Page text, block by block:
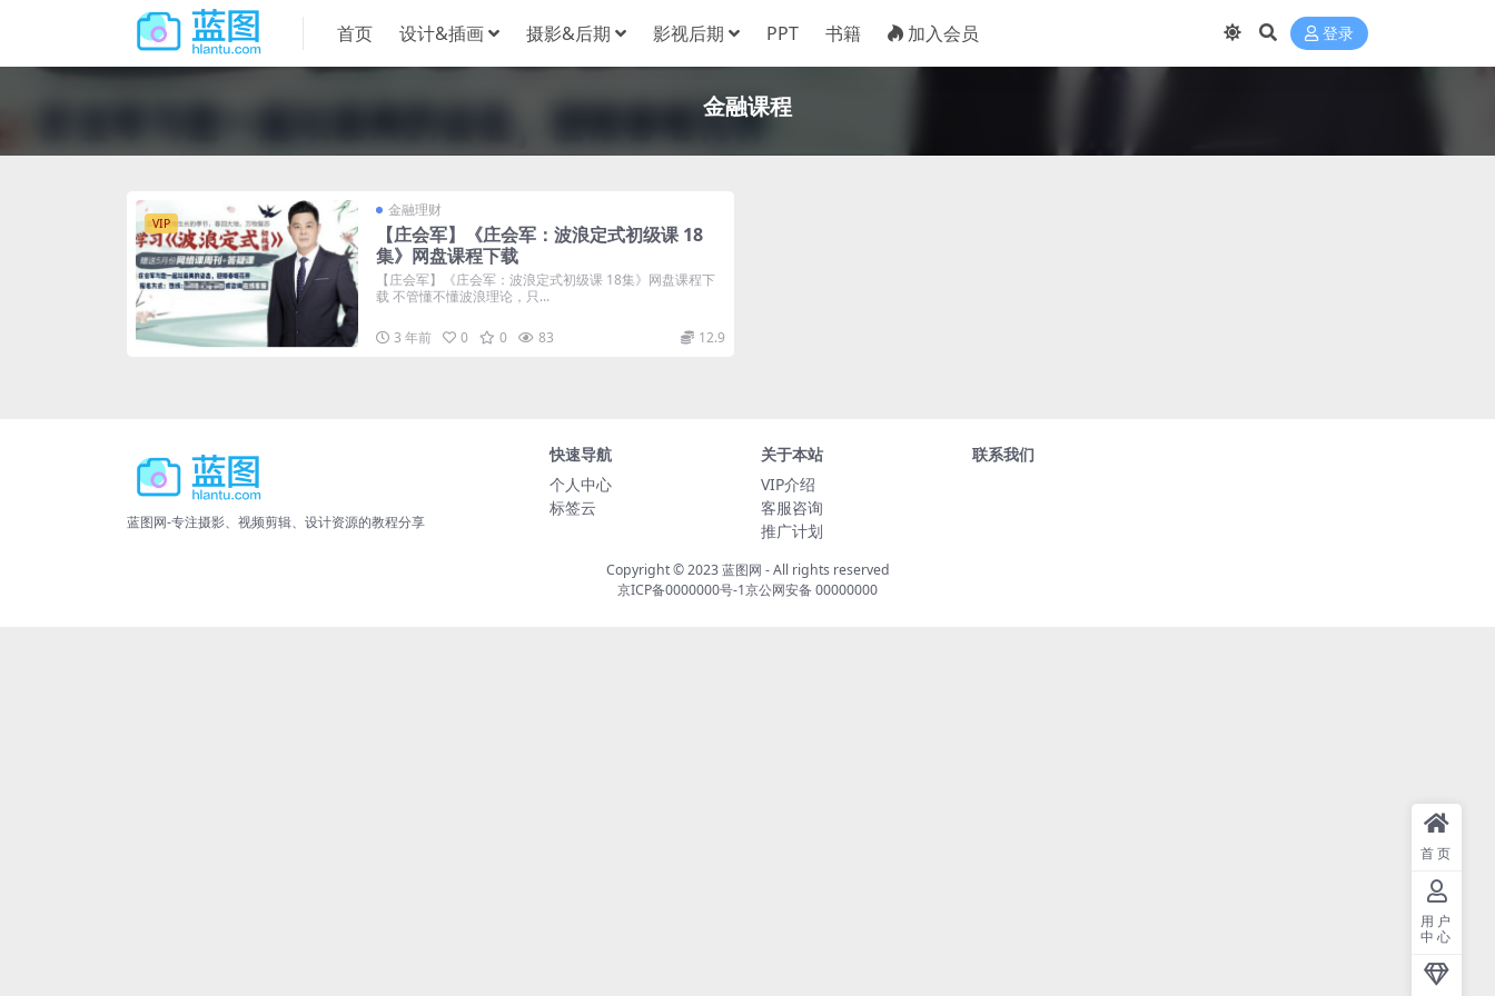
首页 设计&插画 摄影&后期 影视后期 PPT 书籍 加入会员 登录
金融课程
VIP
金融理财
【庄会军】《庄会军：波浪定式初级课 18
集》网盘课程下载
【庄会军】《庄会军：波浪定式初级课 18集》网盘课程下
载 不管懂不懂波浪理论，只...
3 年前 0 0 83 12.9
蓝图网-专注摄影、视频剪辑、设计资源的教程分享
快速导航
个人中心
标签云
关于本站
VIP介绍
客服咨询
推广计划
联系我们
Copyright © 2023蓝图网 - All rights reserved
京ICP备0000000号-1京公网安备 00000000
首页
用户
中心